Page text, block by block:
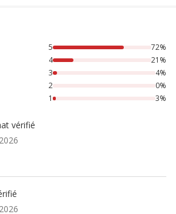
lont noté avec {1} étoiles, 21% des
5
72%
4
21%
3
4%
2
0%
1
3%
vérifié